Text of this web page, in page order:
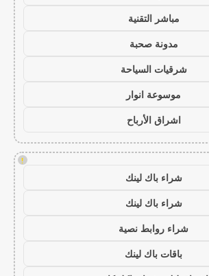
مباشر التقنية
مدونة صحبة
شرقيات السياحة
موسوعة انوار
اشراق الأرباح
!
شراء باك لينك
شراء باك لينك
شراء روابط نصية
باقات باك لينك